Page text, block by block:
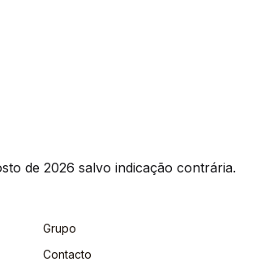
de 2026 salvo indicação contrária.
Grupo
Contacto